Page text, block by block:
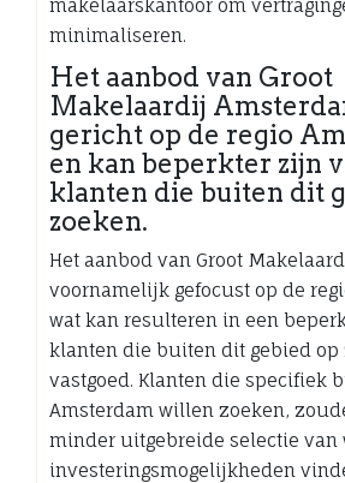
makelaarskantoor om
minimaliseren.
Het aanbod van Groot
Makelaardij
gericht op de regio
en kan beperkter zijn
klanten die buiten dit
zoeken.
Het aanbod van Groot
voornamelijk gefocust op de
wat kan resulteren in een
klanten die buiten dit gebied op
vastgoed. Klanten die specifiek
Amsterdam willen zoeken,
minder uitgebreide selectie van
investeringsmogelijkheden